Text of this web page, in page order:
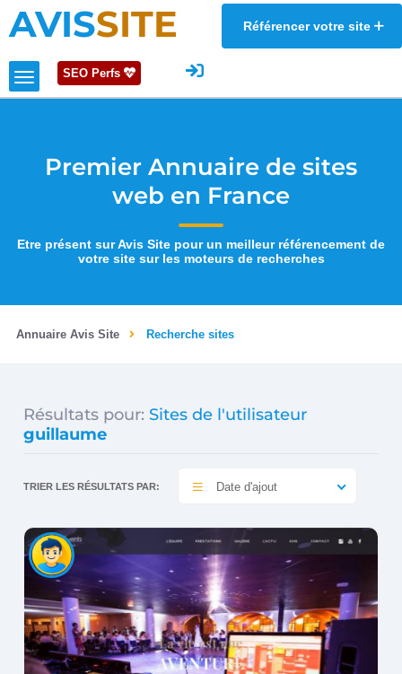
AVISSITE Référencer votre site
SEO Perfs
Premier Annuaire de sites
web en France
Etre présent sur Avis Site pour un meilleur référencement de
votre site sur les moteurs de recherches
Annuaire Avis Site Recherche sites
Résultats pour: Sites de l'utilisateur
guillaume
TRIER LES RÉSULTATS PAR: Date d'ajout